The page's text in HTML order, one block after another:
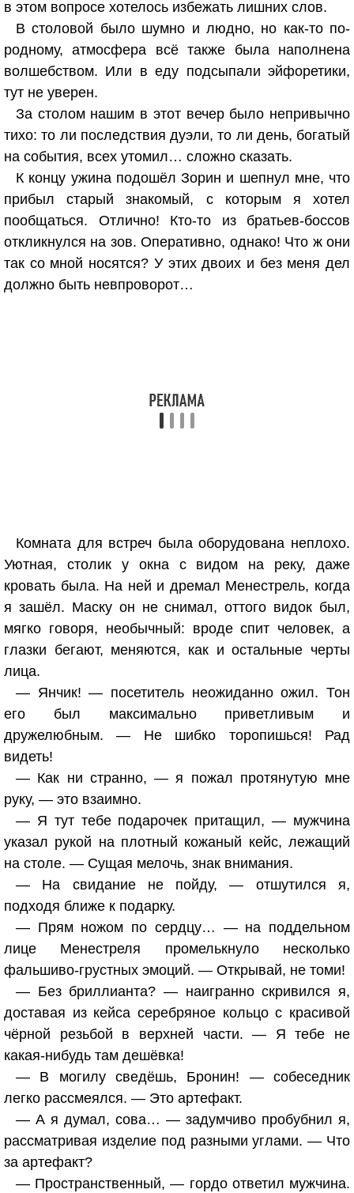
в этом вопросе хотелось избежать лишних слов.
В столовой было шумно и людно, но как-то по-
родному, атмосфера всё также была наполнена
волшебством. Или в еду подсыпали эйфоретики,
тут не уверен.
За столом нашим в этот вечер было непривычно
тихо: то ли последствия дуэли, то ли день, богатый
на события, всех утомил… сложно сказать.
К концу ужина подошёл Зорин и шепнул мне, что
прибыл старый знакомый, с которым я хотел
пообщаться. Отлично! Кто-то из братьев-боссов
откликнулся на зов. Оперативно, однако! Что ж они
так со мной носятся? У этих двоих и без меня дел
должно быть невпроворот…
Комната для встреч была оборудована неплохо.
Уютная, столик у окна с видом на реку, даже
кровать была. На ней и дремал Менестрель, когда
я зашёл. Маску он не снимал, оттого видок был,
мягко говоря, необычный: вроде спит человек, а
глазки бегают, меняются, как и остальные черты
лица.
— Янчик! — посетитель неожиданно ожил. Тон
его был максимально приветливым и
дружелюбным. — Не шибко торопишься! Рад
видеть!
— Как ни странно, — я пожал протянутую мне
руку, — это взаимно.
— Я тут тебе подарочек притащил, — мужчина
указал рукой на плотный кожаный кейс, лежащий
на столе. — Сущая мелочь, знак внимания.
— На свидание не пойду, — отшутился я,
подходя ближе к подарку.
— Прям ножом по сердцу… — на поддельном
лице Менестреля промелькнуло несколько
фальшиво-грустных эмоций. — Открывай, не томи!
— Без бриллианта? — наигранно скривился я,
доставая из кейса серебряное кольцо с красивой
чёрной резьбой в верхней части. — Я тебе не
какая-нибудь там дешёвка!
— В могилу сведёшь, Бронин! — собеседник
легко рассмеялся. — Это артефакт.
— А я думал, сова… — задумчиво пробубнил я,
рассматривая изделие под разными углами. — Что
за артефакт?
— Пространственный, — гордо ответил мужчина.